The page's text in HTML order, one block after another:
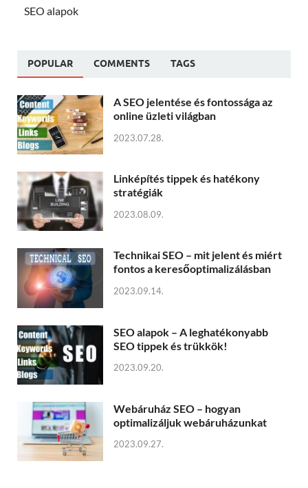
SEO alapok
POPULAR COMMENTS TAGS
A SEO jelentése és fontossága az
online üzleti világban
2023.07.28.
Linképítés tippek és hatékony
stratégiák
2023.08.09.
Technikai SEO – mit jelent és miért
fontos a keresőoptimalizálásban
2023.09.14.
SEO alapok – A leghatékonyabb
SEO tippek és trükkök!
2023.09.20.
Webáruház SEO – hogyan
optimalizáljuk webáruházunkat
2023.09.27.